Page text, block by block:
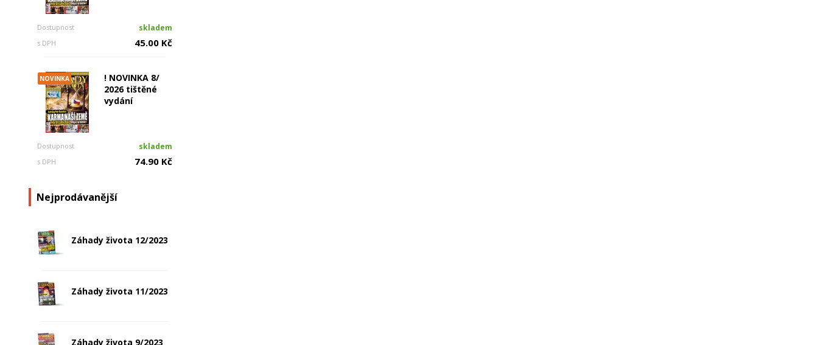
Dostupnost skladem
s DPH 45.00 Kč
NOVINKA
! NOVINKA 8/
2026 tištěné
vydání
Dostupnost skladem
s DPH 74.90 Kč
Nejprodávanější
Záhady života 12/2023
Záhady života 11/2023
Záhady života 9/2023